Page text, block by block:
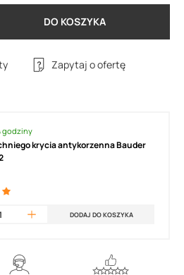
DO KOSZYKA
Zapytaj o ofertę
godziny
krycia antykorzenna Bauder
DODAJ DO KOSZYKA